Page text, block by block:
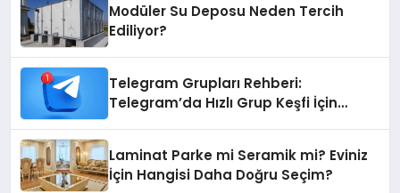
Modüler Su Deposu Neden Tercih
Ediliyor?
Telegram Grupları Rehberi:
Telegram’da Hızlı Grup Keşfi İçin
Laminat Parke mi Seramik mi? Eviniz
İçin Hangisi Daha Doğru Seçim?